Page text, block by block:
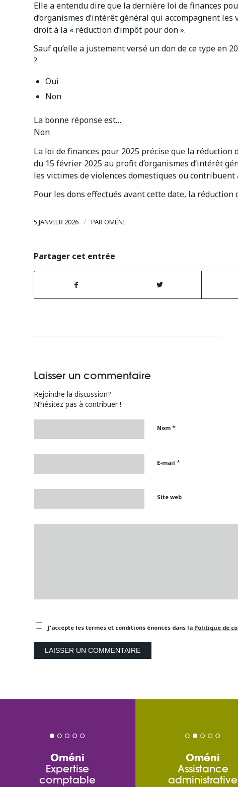
Elle a entendu dire que la dernière loi de finances
d’organismes d’intérêt général qui accompagnent
droit à la « réduction d’impôt pour don ».
Sauf qu’elle a justement versé un don de ce type en
?
Oui
Non
La bonne réponse est…
Non
La loi de finances pour 2025 précise que la réduction
du 15 février 2025 au profit d’organismes d’intérêt
les victimes de violences domestiques ou
Pour les dons effectués avant cette date, la réduction
5 JANVIER 2026 / PAROMÉNI
Partager cet entrée
Laisser un commentaire
Rejoindre la discussion?
N’hésitez pas à contribuer !
Nom *
E-mail *
Site web
J'accepte les termes et conditions énoncés dans la Politique de
Oméni
Expertise
comptable
Oméni
Assistance
administrative